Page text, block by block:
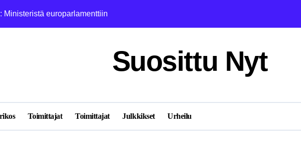
Ministeristä europarlamenttiin
Suosittu Nyt
Toimittajat Toimittajat Julkkikset Urheilu